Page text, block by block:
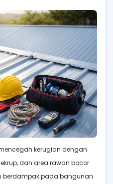
kerugian dengan
dan area rawan bocor
berdampak pada bangunan.